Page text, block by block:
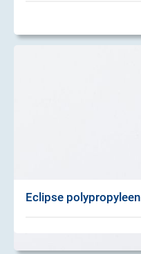
Eclipse polypropyleen